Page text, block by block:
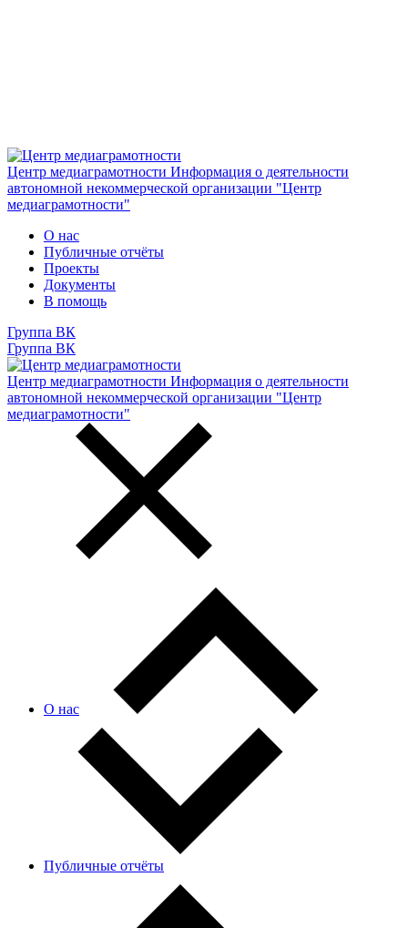
Центр медиаграмотности Информация о деятельности
автономной некоммерческой организации "Центр
медиаграмотности"
О нас
Публичные отчёты
Проекты
Документы
В помощь
Группа ВК
Группа ВК
Центр медиаграмотности Информация о деятельности
автономной некоммерческой организации "Центр
медиаграмотности"
О нас
Публичные отчёты